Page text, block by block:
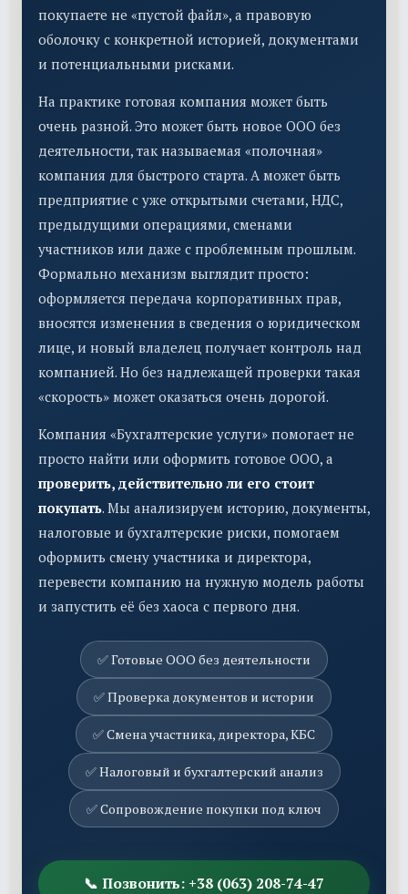
покупаете не «пустой файл», а правовую
оболочку с конкретной историей, документами
и потенциальными рисками.
На практике готовая компания может быть
очень разной. Это может быть новое ООО без
деятельности, так называемая «полочная»
компания для быстрого старта. А может быть
предприятие с уже открытыми счетами, НДС,
предыдущими операциями, сменами
участников или даже с проблемным прошлым.
Формально механизм выглядит просто:
оформляется передача корпоративных прав,
вносятся изменения в сведения о юридическом
лице, и новый владелец получает контроль над
компанией. Но без надлежащей проверки такая
«скорость» может оказаться очень дорогой.
Компания «Бухгалтерские услуги» помогает не
просто найти или оформить готовое ООО, а
проверить, действительно ли его стоит
покупать. Мы анализируем историю, документы,
налоговые и бухгалтерские риски, помогаем
оформить смену участника и директора,
перевести компанию на нужную модель работы
и запустить её без хаоса с первого дня.
✅ Готовые ООО без деятельности
✅ Проверка документов и истории
✅ Смена участника, директора, КБС
✅ Налоговый и бухгалтерский анализ
✅ Сопровождение покупки под ключ
📞 Позвонить: +38 (063) 208-74-47